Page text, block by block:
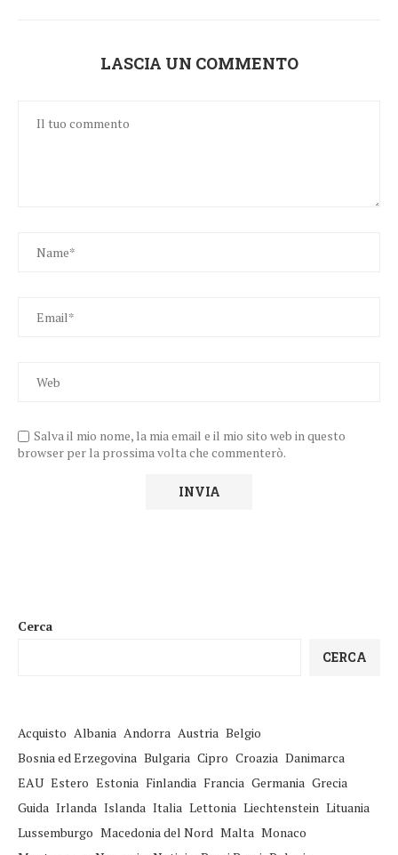
LASCIA UN COMMENTO
Salva il mio nome, la mia email e il mio sito web in questo
browser per la prossima volta che commenterò.
Cerca
CERCA
Acquisto Albania Andorra Austria Belgio
Bosnia ed Erzegovina Bulgaria Cipro Croazia Danimarca
EAU Estero Estonia Finlandia Francia Germania Grecia
Guida Irlanda Islanda Italia Lettonia Liechtenstein Lituania
Lussemburgo Macedonia del Nord Malta Monaco